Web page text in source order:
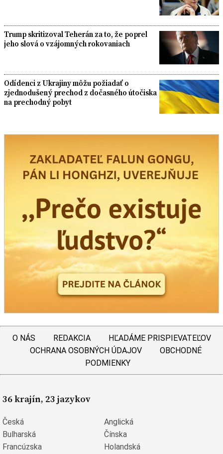
Trump skritizoval Teherán za to, že poprel
jeho slová o vzájomných rokovaniach
Odídenci z Ukrajiny môžu požiadať o
zjednodušený prechod z dočasného útočiska
na prechodný pobyt
O NÁS REDAKCIA
HĽADÁME PRISPIEVATEĽOV
OCHRANA OSOBNÝCH ÚDAJOV
OBCHODNÉ
PODMIENKY
36 krajín, 23 jazykov
Česká
Anglická
Bulharská
Čínska
Francúzska
Holandská